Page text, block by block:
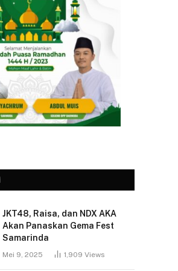
JKT48, Raisa, dan NDX AKA
Akan Panaskan Gema Fest
Samarinda
Mei 9, 2025 1,909 Views